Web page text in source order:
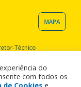
MAPA
Técnico
do
com todos os
de Cookies e